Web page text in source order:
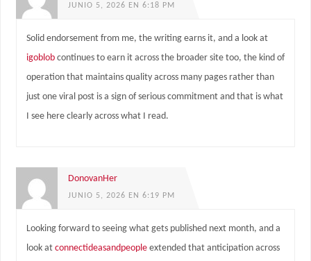
JUNIO 5, 2026 EN 6:18 PM
Solid endorsement from me, the writing earns it, and a look at
igoblobcontinues to earn it across the broader site too, the kind of
operation that maintains quality across many pages rather than
just one viral post is a sign of serious commitment and that is what
I see here clearly across what I read.
DonovanHer
JUNIO 5, 2026 EN 6:19 PM
Looking forward to seeing what gets published next month, and a
look at connectideasandpeopleextended that anticipation across